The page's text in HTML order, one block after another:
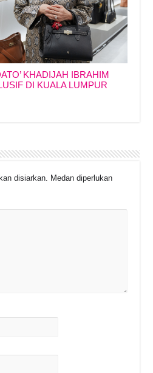
KHADIJAH IBRAHIM
DI KUALA LUMPUR
disiarkan. Medan diperlukan